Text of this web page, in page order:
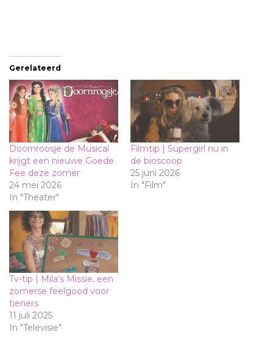
Gerelateerd
Doornroosje de Musical
krijgt een nieuwe Goede
Fee deze zomer
24 mei 2026
In "Theater"
Filmtip | Supergirl nu in
de bioscoop
25 juni 2026
In "Film"
Tv-tip | Mila’s Missie, een
zomerse feelgood voor
tieners
11 juli 2025
In "Televisie"